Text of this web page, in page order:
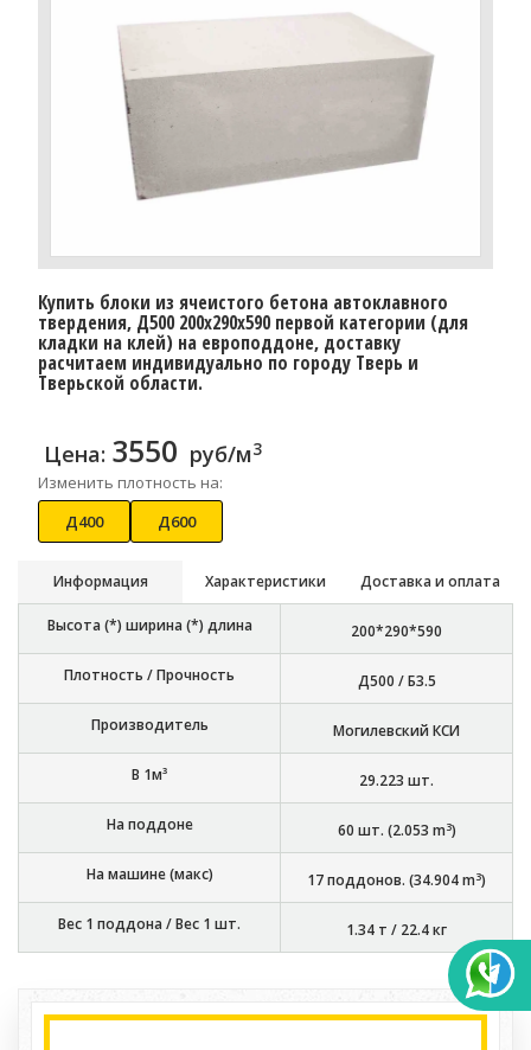
Купить блоки из ячеистого бетона автоклавного
твердения, Д500 200x290x590 первой категории (для
кладки на клей) на европоддоне, доставку
расчитаем индивидуально по городу Тверь и
Тверьской области.
Цена: 3550 руб/м3
Изменить плотность на:
Д400
Д600
Информация Характеристики Доставка и оплата
Высота (*) ширина (*) длина 200*290*590
Плотность / Прочность Д500 / Б3.5
Производитель Могилевский КСИ
В 1м³ 29.223 шт.
На поддоне 60 шт. (2.053 m3)
На машине (макс) 17поддонов. (34.904m3)
Вес 1 поддона / Вес 1 шт. 1.34 т / 22.4 кг